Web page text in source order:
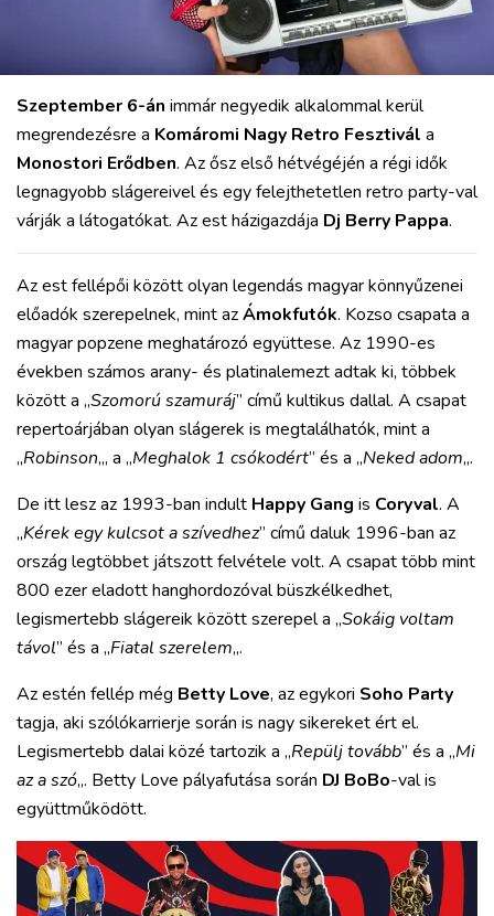
Szeptember 6-án immár negyedik alkalommal kerül
megrendezésre a Komáromi Nagy Retro Fesztivál a
Monostori Erődben. Az ősz első hétvégéjén a régi idők
legnagyobb slágereivel és egy felejthetetlen retro party-val
várják a látogatókat. Az est házigazdája Dj Berry Pappa.
Az est fellépői között olyan legendás magyar könnyűzenei
előadók szerepelnek, mint azÁmokfutók. Kozso csapata a
magyar popzene meghatározó együttese. Az 1990-es
években számos arany- és platinalemezt adtak ki, többek
között a „Szomorú szamuráj” című kultikus dallal. A csapat
repertoárjában olyan slágerek is megtalálhatók, mint a
„Robinson„, a „Meghalok 1 csókodért” és a „Neked adom„.
De itt lesz az 1993-ban indult Happy Gang is Coryval. A
„Kérek egy kulcsot a szívedhez” című daluk 1996-ban az
ország legtöbbet játszott felvétele volt. A csapat több mint
800 ezer eladott hanghordozóval büszkélkedhet,
legismertebb slágereik között szerepel a „Sokáig voltam
távol” és a „Fiatal szerelem„.
Az estén fellép még Betty Love, az egykori Soho Party
tagja, aki szólókarrierje során is nagy sikereket ért el.
Legismertebb dalai közé tartozik a „Repülj tovább” és a „Mi
az a szó„. Betty Love pályafutása során DJ BoBo-val is
együttműködött.